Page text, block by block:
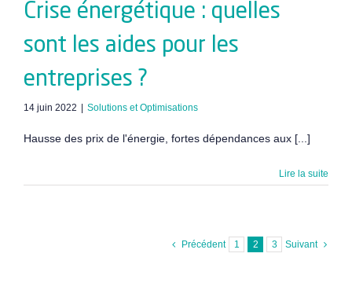
Crise énergétique : quelles
sont les aides pour les
entreprises ?
14 juin 2022 Solutions et Optimisations
Hausse des prix de l'énergie, fortes dépendances aux [...]
Lire la suite
Précédent 1 2 3 Suivant